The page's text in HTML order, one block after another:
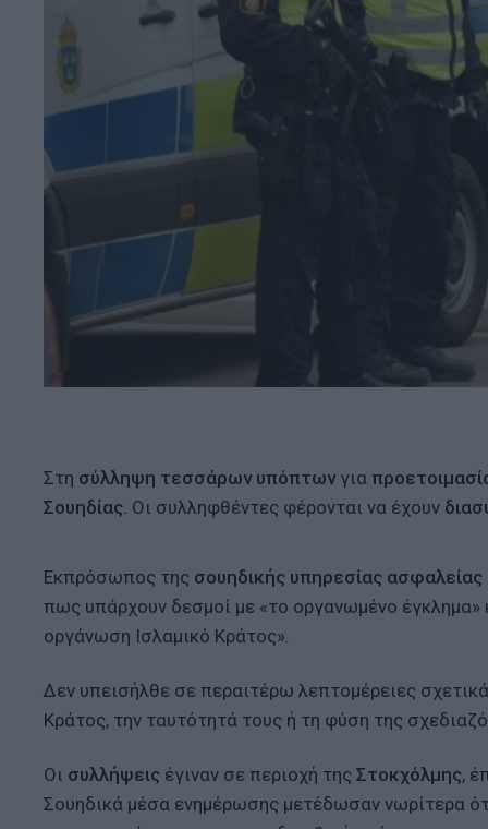
Στη σύλληψη τεσσάρων υπόπτωνγια
Σουηδίας. Οι συλληφθέντες φέρονται να έχουν
Εκπρόσωπος της σουηδικής υπηρεσίας ασφαλείας
πως υπάρχουν δεσμοί με «το οργανωμένο έγκλημα»
οργάνωση Ισλαμικό Κράτος».
Δεν υπεισήλθε σε περαιτέρω λεπτομέρειες
Κράτος, την ταυτότητά τους ή τη φύση της
Οι συλλήψεις έγιναν σε περιοχή της Στοκχόλμης,
Σουηδικά μέσα ενημέρωσης μετέδωσαν νωρίτερα